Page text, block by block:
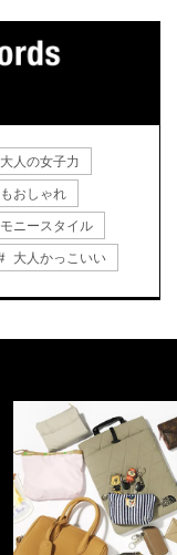
大人の女子力
おしゃれ
ニースタイル
大人かっこいい